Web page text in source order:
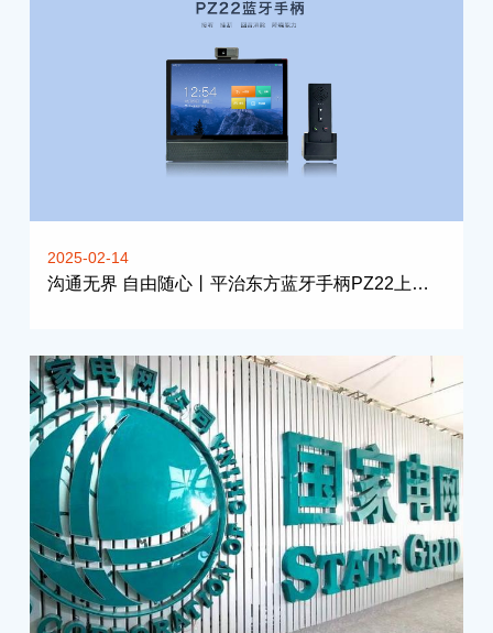
2025-02-14
沟通无界 自由随心丨平治东方蓝牙手柄PZ22上市啦！